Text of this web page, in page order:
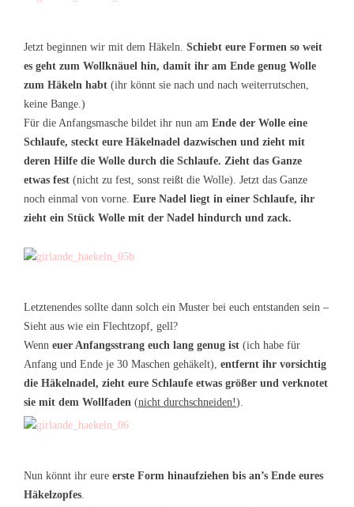
Jetzt beginnen wir mit dem Häkeln. Schiebt eure Formen so weit
es geht zum Wollknäuel hin, damit ihr am Ende genug Wolle
zum Häkeln habt (ihr könnt sie nach und nach weiterrutschen,
keine Bange.)
Für die Anfangsmasche bildet ihr nun am Ende der Wolle eine
Schlaufe, steckt eure Häkelnadel dazwischen und zieht mit
deren Hilfe die Wolle durch die Schlaufe. Zieht das Ganze
etwas fest (nicht zu fest, sonst reißt die Wolle). Jetzt das Ganze
noch einmal von vorne. Eure Nadel liegt in einer Schlaufe, ihr
zieht ein Stück Wolle mit der Nadel hindurch und zack.
Letztenendes sollte dann solch ein Muster bei euch entstanden sein –
Sieht aus wie ein Flechtzopf, gell?
Wenn euer Anfangsstrang euch lang genug ist (ich habe für
Anfang und Ende je 30 Maschen gehäkelt), entfernt ihr vorsichtig
die Häkelnadel, zieht eure Schlaufe etwas größer und verknotet
sie mit dem Wollfaden (nicht durchschneiden!).
Nun könnt ihr eure erste Form hinaufziehen bis an’s Ende eures
Häkelzopfes.